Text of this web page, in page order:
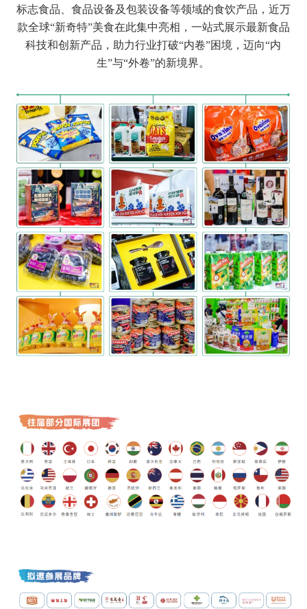
标志食品、食品设备及包装设备等领域的食饮产品， 近万
款全球“新奇特”美食在此集中亮相，一站式展示最新食品
科技和创新产品， 助力行业打破“内卷”困境，迈向“内
生”与“外卷”的新境界。